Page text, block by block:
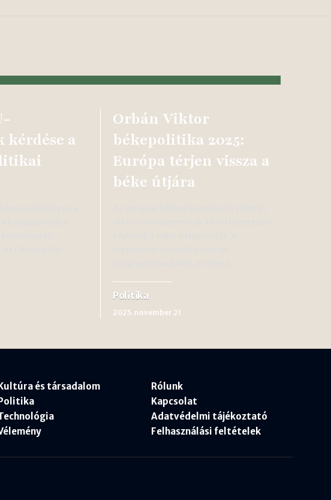
kérdése a
Orbán Viktor
békepolitika 2025:
Európa térjen vissza a
béke útjára
Politika
2025. november 21
és társadalom
Rólunk
Kapcsolat
Adatvédelmi tájékoztató
Felhasználási feltételek